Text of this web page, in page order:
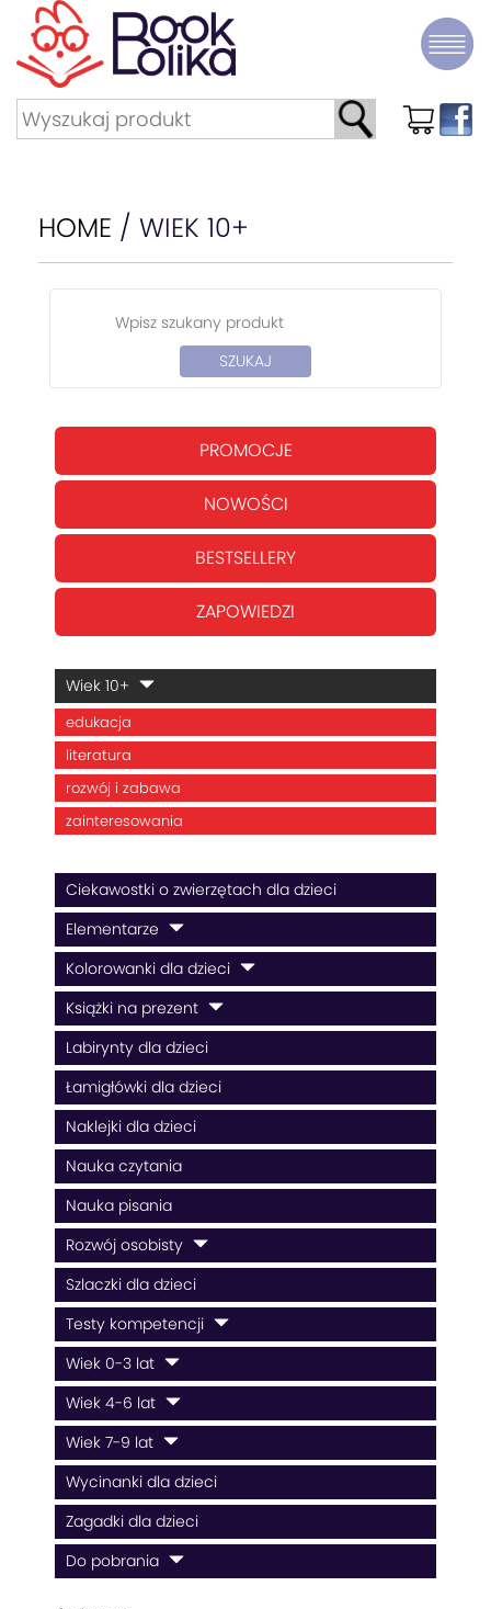
HOME / WIEK 10+
PROMOCJE
NOWOŚCI
BESTSELLERY
ZAPOWIEDZI
Wiek 10+
edukacja
literatura
rozwój i zabawa
zainteresowania
Ciekawostki o zwierzętach dla dzieci
Elementarze
Kolorowanki dla dzieci
Książki na prezent
Labirynty dla dzieci
Łamigłówki dla dzieci
Naklejki dla dzieci
Nauka czytania
Nauka pisania
Rozwój osobisty
Szlaczki dla dzieci
Testy kompetencji
Wiek 0-3 lat
Wiek 4-6 lat
Wiek 7-9 lat
Wycinanki dla dzieci
Zagadki dla dzieci
Do pobrania